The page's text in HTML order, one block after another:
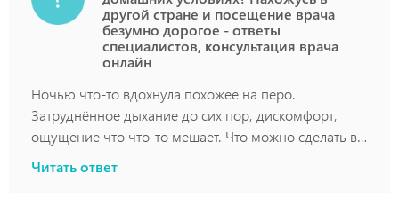
другой стране и посещение врача
безумно дорогое - ответы
специалистов, консультация врача
онлайн
Ночью что-то вдохнула похожее на перо.
Затруднённое дыхание до сих пор, дискомфорт,
ощущение что что-то мешает. Что можно сделать в
Читать ответ